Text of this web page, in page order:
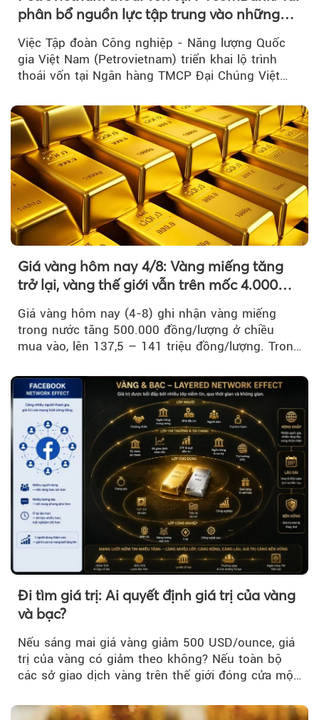
phân bổ nguồn lực tập trung vào những
Việc Tập đoàn Công nghiệp - Năng lượng Quốc
gia Việt Nam (Petrovietnam) triển khai lộ trình
thoái vốn tại Ngân hàng TMCP Đại Chúng Việt
Giá vàng hôm nay 4/8: Vàng miếng tăng
trở lại, vàng thế giới vẫn trên mốc 4.000
Giá vàng hôm nay (4-8) ghi nhận vàng miếng
trong nước tăng 500.000 đồng/lượng ở chiều
mua vào, lên 137,5 – 141 triệu đồng/lượng. Trong
trì trên ngưỡng 4.000 USD/ounce.
Đi tìm giá trị: Ai quyết định giá trị của vàng
và bạc?
Nếu sáng mai giá vàng giảm 500 USD/ounce, giá
trị của vàng có giảm theo không? Nếu toàn bộ
các sở giao dịch vàng trên thế giới đóng cửa một